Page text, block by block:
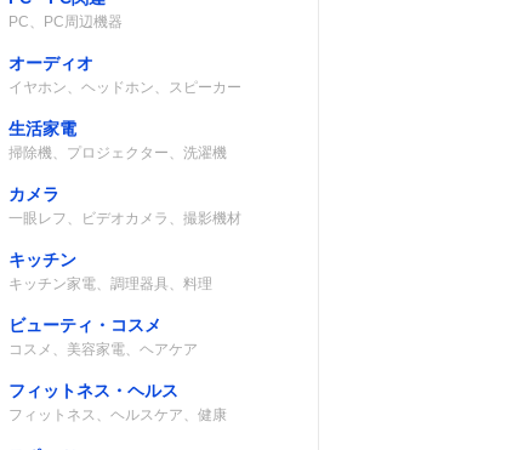
PC、PC周辺機器
オーディオ
イヤホン、ヘッドホン、スピーカー
生活家電
掃除機、プロジェクター、洗濯機
カメラ
一眼レフ、ビデオカメラ、撮影機材
キッチン
キッチン家電、調理器具、料理
ビューティ・コスメ
コスメ、美容家電、ヘアケア
フィットネス・ヘルス
フィットネス、ヘルスケア、健康